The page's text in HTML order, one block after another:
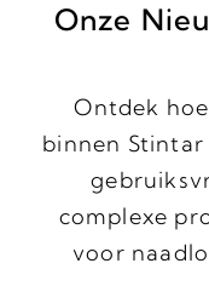
Onze
Ontdek
binnen
complexe
voor